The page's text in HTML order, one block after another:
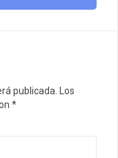
publicada.
Los
*